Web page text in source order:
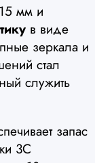
мм и
в виде
зеркала и
стал
служить
запас
3C